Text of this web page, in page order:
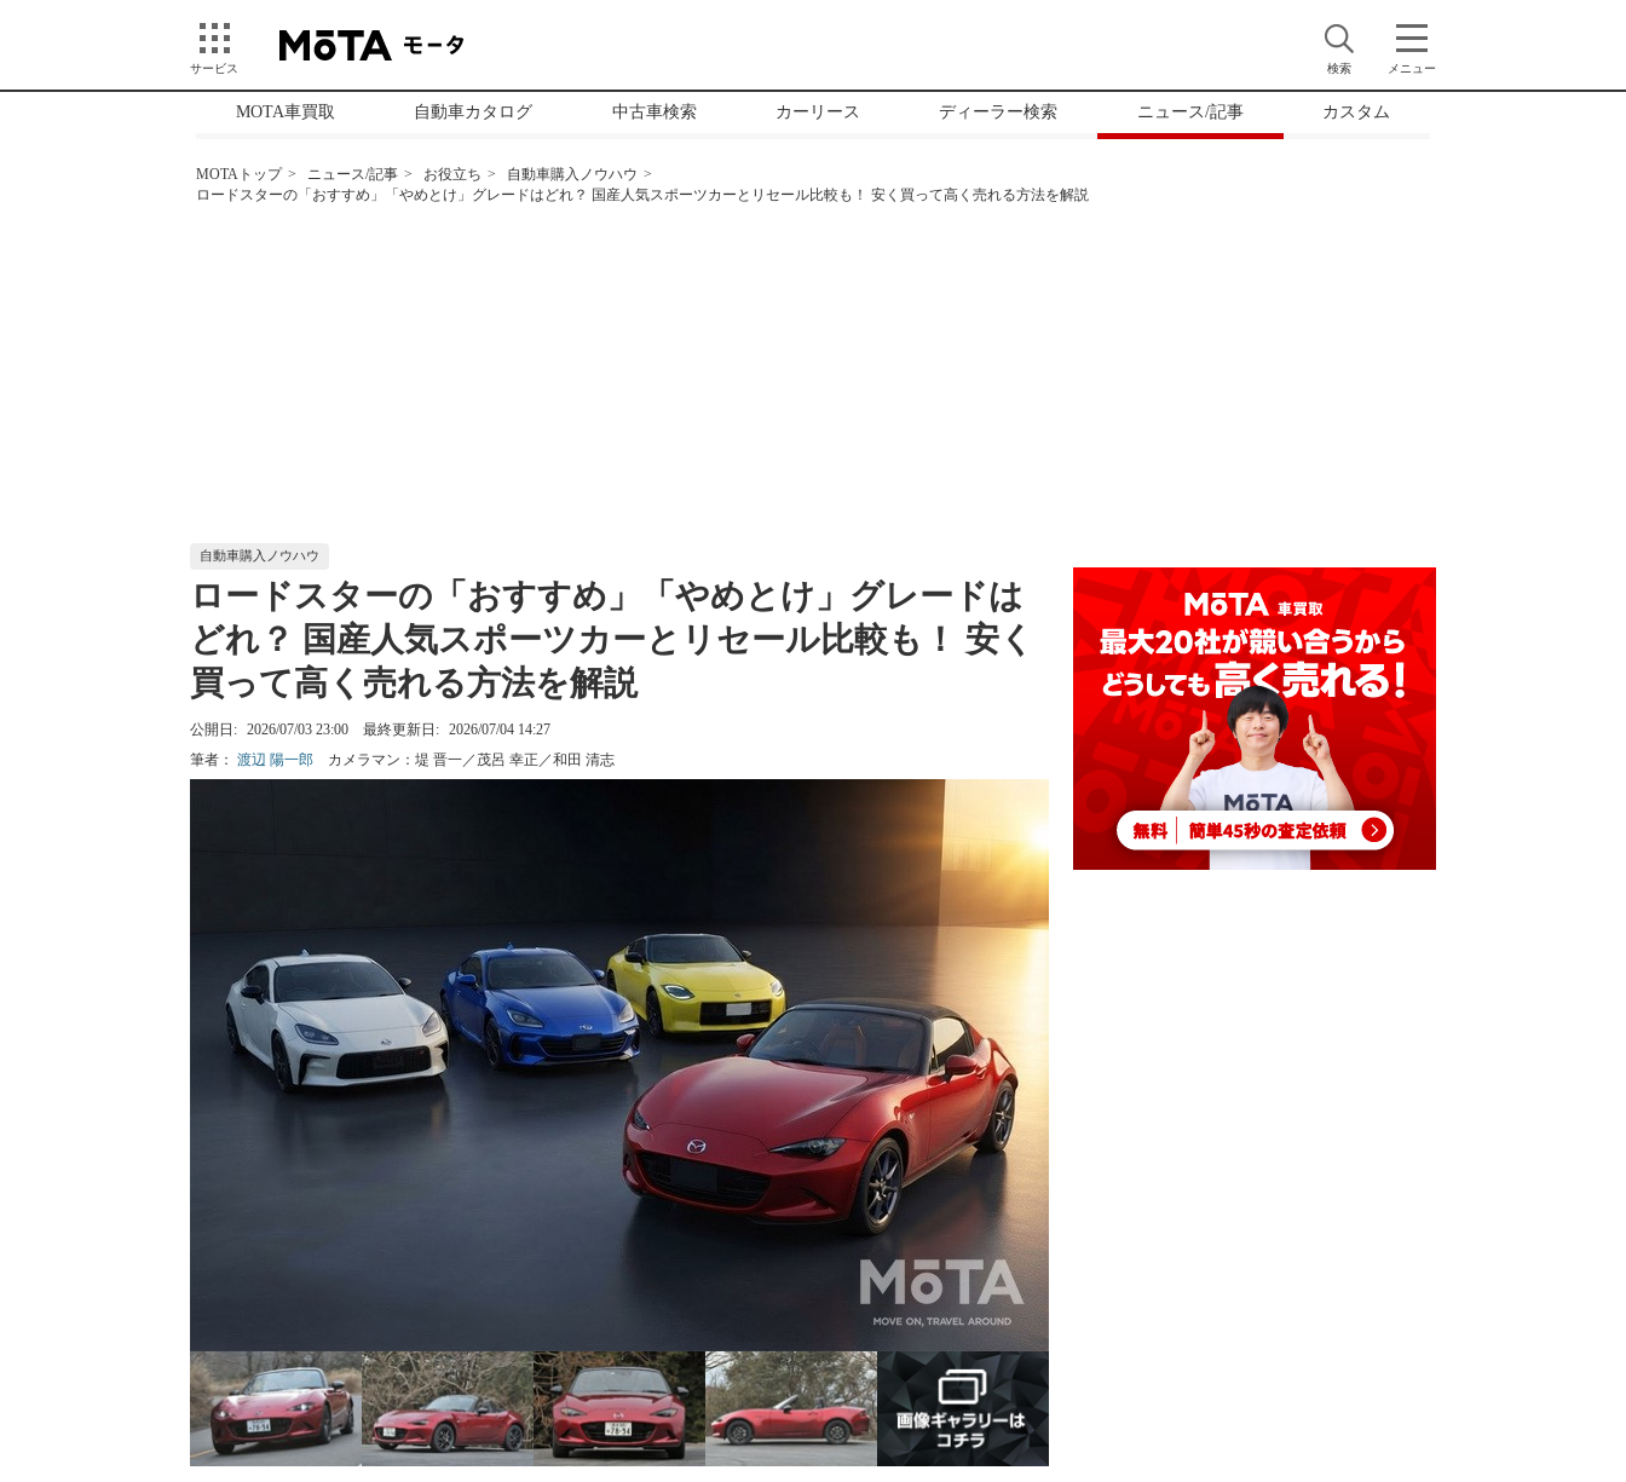
サービス 検索 メニュー
MOTA車買取 自動車カタログ 中古車検索 カーリース ディーラー検索 ニュース/記事 カスタム
MOTAトップ ニュース/記事 お役立ち
自動車購入ノウハウ
ロードスターの「おすすめ」「やめとけ」グレードはどれ？ 国産人気スポーツカーとリセール比較も！ 安く買って高く売れる方法を解説
自動車購入ノウハウ
ロードスターの「おすすめ」「やめとけ」グレードは
どれ？ 国産人気スポーツカーとリセール比較も！ 安く
買って高く売れる方法を解説
公開日: 2026/07/03 23:00 最終更新日: 2026/07/04 14:27
筆者： 渡辺 陽一郎 カメラマン： 堤 晋一／茂呂 幸正／和田 清志